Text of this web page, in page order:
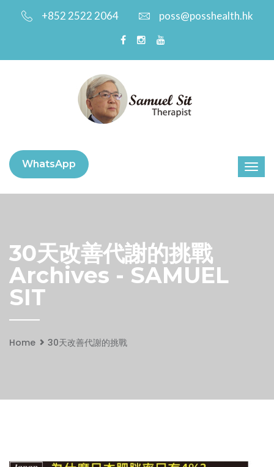
+852 2522 2064 poss@posshealth.hk
WhatsApp
30天改善代謝的挑戰
Archives - SAMUEL
SIT
Home 30天改善代謝的挑戰